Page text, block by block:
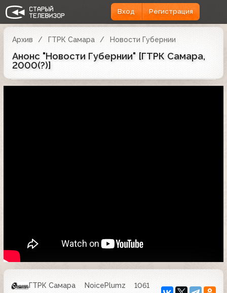
Вход Регистрация
Архив ГТРК Самара Новости Губернии
Анонс "Новости Губернии" [ГТРК Самара,
2000(?)]
ГТРК Самара NoicePlumz
1061